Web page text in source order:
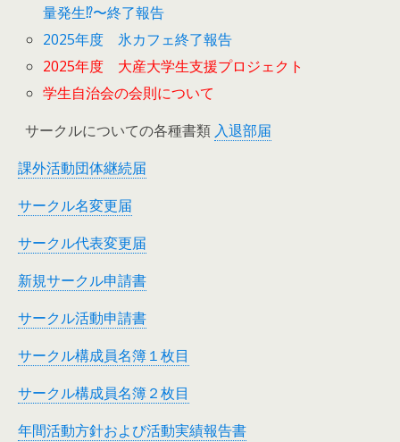
量発生⁉︎〜終了報告
2025年度 氷カフェ終了報告
2025年度 大産大学生支援プロジェクト
学生自治会の会則について
サークルについての各種書類 入退部届
課外活動団体継続届
サークル名変更届
サークル代表変更届
新規サークル申請書
サークル活動申請書
サークル構成員名簿１枚目
サークル構成員名簿２枚目
年間活動方針および活動実績報告書